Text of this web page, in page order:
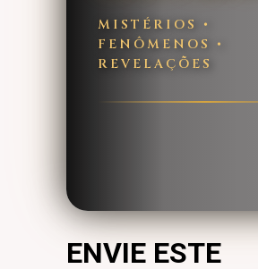
MISTÉRIOS •
FENÔMENOS •
REVELAÇÕES